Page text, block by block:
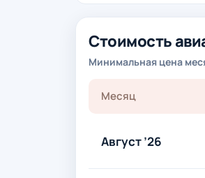
Стоимость
Минимальная цена
Месяц
Август ’26